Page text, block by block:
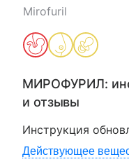
Mirofuril
МИРОФУРИЛ:
и отзывы
Инструкция
Действующее